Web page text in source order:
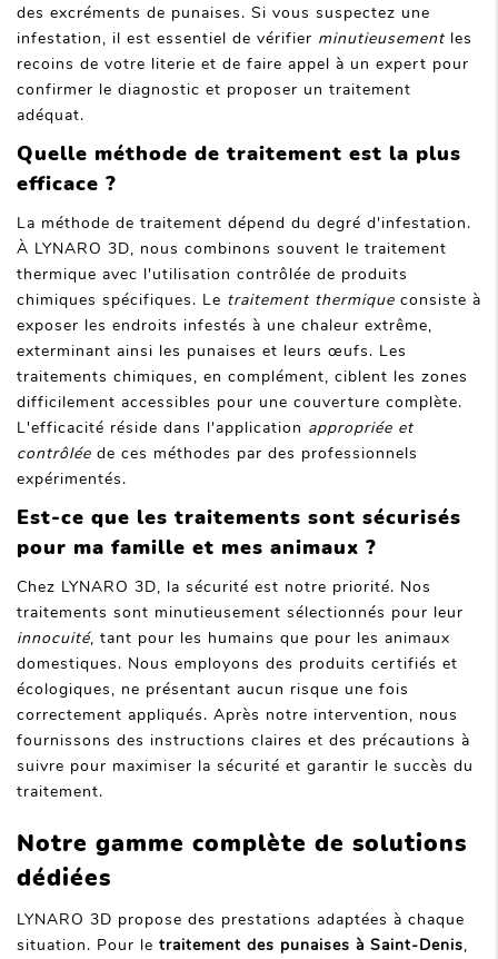
des excréments de punaises. Si vous suspectez une
infestation, il est essentiel de vérifier minutieusement les
recoins de votre literie et de faire appel à un expert pour
confirmer le diagnostic et proposer un traitement
adéquat.
Quelle méthode de traitement est la plus
efficace ?
La méthode de traitement dépend du degré d'infestation.
À LYNARO 3D, nous combinons souvent le traitement
thermique avec l'utilisation contrôlée de produits
chimiques spécifiques. Le traitement thermique consiste à
exposer les endroits infestés à une chaleur extrême,
exterminant ainsi les punaises et leurs œufs. Les
traitements chimiques, en complément, ciblent les zones
difficilement accessibles pour une couverture complète.
L'efficacité réside dans l'application appropriée et
contrôlée de ces méthodes par des professionnels
expérimentés.
Est-ce que les traitements sont sécurisés
pour ma famille et mes animaux ?
Chez LYNARO 3D, la sécurité est notre priorité. Nos
traitements sont minutieusement sélectionnés pour leur
innocuité, tant pour les humains que pour les animaux
domestiques. Nous employons des produits certifiés et
écologiques, ne présentant aucun risque une fois
correctement appliqués. Après notre intervention, nous
fournissons des instructions claires et des précautions à
suivre pour maximiser la sécurité et garantir le succès du
traitement.
Notre gamme complète de solutions
dédiées
LYNARO 3D propose des prestations adaptées à chaque
situation. Pour le traitement des punaises à Saint-Denis,